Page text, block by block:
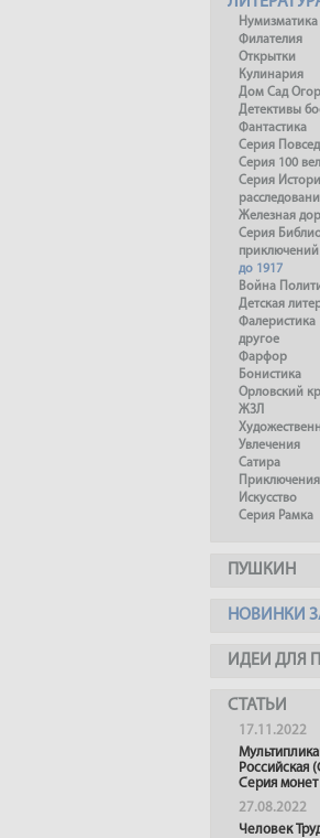
Нумизматика
Филателия
Открытки
Кулинария
Дом Сад
Детективы
Фантастика
Серия
Серия 100
Серия
Железная
Серия
приключений
до 1917
Война
Детская
Фалеристика
другое
Фарфор
Бонистика
Орловский
ЖЗЛ
Увлечения
Сатира
Приключения
Искусство
Серия Рамка
ПУШКИН
НОВИНКИ
ИДЕИ ДЛЯ
СТАТЬИ
17.11.2022
Российская
Серия монет
27.08.2022
Человек